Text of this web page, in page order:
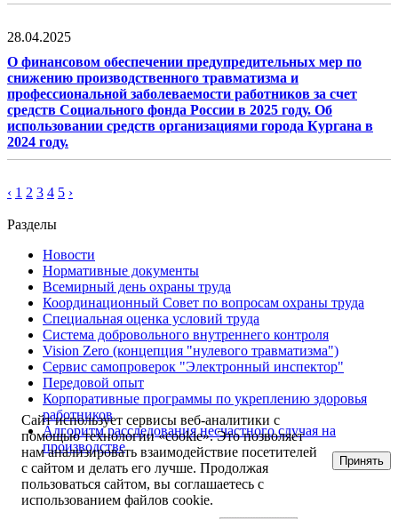
28.04.2025
О финансовом обеспечении предупредительных мер по
снижению производственного травматизма и
профессиональной заболеваемости работников за счет
средств Социального фонда России в 2025 году. Об
использовании средств организациями города Кургана в
2024 году.
‹ 1 2 3 4 5 ›
Разделы
Новости
Нормативные документы
Всемирный день охраны труда
Координационный Совет по вопросам охраны труда
Специальная оценка условий труда
Система добровольного внутреннего контроля
Vision Zero (концепция "нулевого травматизма")
Сервис самопроверок "Электронный инспектор"
Передовой опыт
Корпоративные программы по укреплению здоровья
работников
Алгоритм расследования несчастного случая на
производстве
Сайт использует сервисы веб-аналитики с
помощью технологии «cookie». Это позволяет
нам анализировать взаимодействие посетителей
с сайтом и делать его лучше. Продолжая
пользоваться сайтом, вы соглашаетесь с
использованием файлов cookie.
Принять